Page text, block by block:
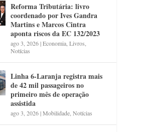
Reforma Tributária: livro
coordenado por Ives Gandra
Martins e Marcos Cintra
aponta riscos da EC 132/2023
ago 3, 2026|Economia ,Livros
Notícias
Linha 6-Laranja registra mais
de 42 mil passageiros no
primeiro mês de operação
assistida
ago 3, 2026|Mobilidade ,Notícias